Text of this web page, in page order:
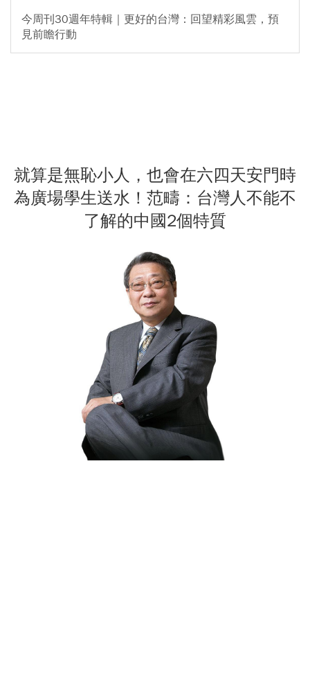
今周刊30週年特輯｜更好的台灣：回望精彩風雲，預
見前瞻行動
就算是無恥小人，也會在六四天安門時
為廣場學生送水！范疇：台灣人不能不
了解的中國2個特質